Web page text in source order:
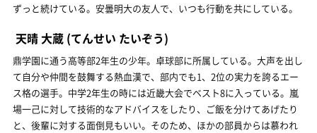
ずっと続けている。安曇明大の友人で、いつも行動を共にしている。
天晴 大蔵 (てんせい たいぞう)
鼎学園に通う高等部2年生の少年。卓球部に所属している。大声を出し
て自分や仲間を鼓舞する熱血漢で、部内でも1、2位の実力を誇るエー
ス格の選手。中学2年生の時には近畿大会でベスト8に入っている。嵐
場一己に対して技術的なアドバイスをしたり、ご飯を分けてあげたり
と、後輩に対する面倒見もいい。そのため、ほかの部員からは慕われ